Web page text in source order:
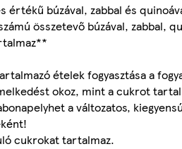
értékű búzával, zabbal és
összetevő búzával, zabbal,
ételek fogyasztása a
okoz, mint a cukrot
a változatos,
cukrokat tartalmaz.